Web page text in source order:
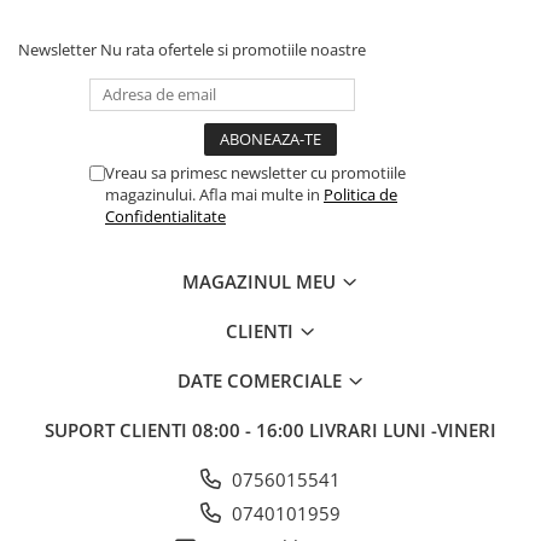
interior 67 HRC
Newsletter Nu rata ofertele si promotiile noastre
Vreau sa primesc newsletter cu promotiile
magazinului. Afla mai multe in Politica de
Confidentialitate
MAGAZINUL MEU
CLIENTI
DATE COMERCIALE
SUPORT CLIENTI 08:00 - 16:00 LIVRARI LUNI -VINERI
0756015541
0740101959